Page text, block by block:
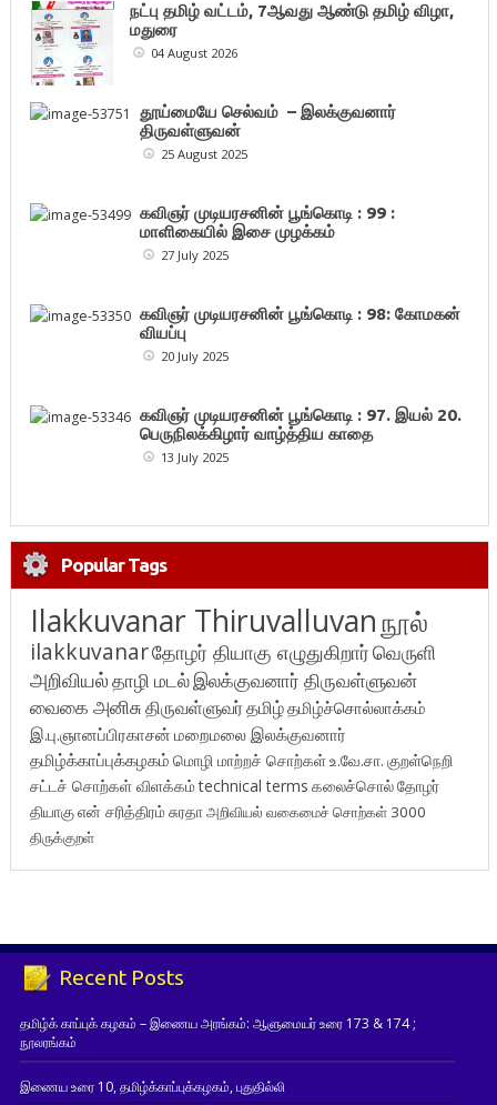
நட்பு தமிழ் வட்டம், 7ஆவது ஆண்டு தமிழ் விழா,
மதுரை
04 August 2026
தூய்மையே செல்வம் – இலக்குவனார்
திருவள்ளுவன்
25 August 2025
கவிஞர் முடியரசனின் பூங்கொடி : 99 :
மாளிகையில் இசை முழக்கம்
27 July 2025
கவிஞர் முடியரசனின் பூங்கொடி : 98: கோமகன்
வியப்பு
20 July 2025
கவிஞர் முடியரசனின் பூங்கொடி : 97. இயல் 20.
பெருநிலக்கிழார் வாழ்த்திய காதை
13 July 2025
Popular Tags
Ilakkuvanar Thiruvalluvanநூல்
ilakkuvanarதோழர் தியாகு எழுதுகிறார்வெருளி
அறிவியல்தாழி மடல்இலக்குவனார் திருவள்ளுவன்
வைகை அனிசுதிருவள்ளுவர்தமிழ்தமிழ்ச்சொல்லாக்கம்
இ.பு.ஞானப்பிரகாசன் மறைமலை இலக்குவனார்
தமிழ்க்காப்புக்கழகம் மொழி மாற்றச் சொற்கள்உ.வே.சா. குறள்நெறி
சட்டச் சொற்கள் விளக்கம்technical terms கலைச்சொல்தோழர்
தியாகுஎன் சரித்திரம்சுரதாஅறிவியல் வகைமைச் சொற்கள் 3000
திருக்குறள்
Recent Posts
தமிழ்க் காப்புக் கழகம் – இணைய அரங்கம்: ஆளுமையர் உரை 173 & 174 ;
நூலரங்கம்
இணைய உரை 10, தமிழ்க்காப்புக்கழகம், புதுதில்லி